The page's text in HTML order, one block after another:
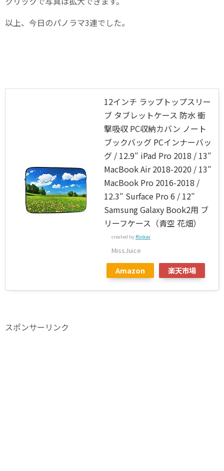
以上、今日のパノラマ3連でした。
12インチ ラップトップスリー
ブ タブレットケース 防水 衝
撃吸収 PC収納カバン ノート
ブックバッグ PCインナーバッ
グ / 12.9″ iPad Pro 2018 / 13″
MacBook Air 2018-2020 / 13″
MacBook Pro 2016-2018 /
12.3″ Surface Pro 6 / 12″
Samsung Galaxy Book2用 ブ
リーフケース（青空 花畑）
created by Rinker
MissJuice
Amazon 楽天市場
スポンサーリンク